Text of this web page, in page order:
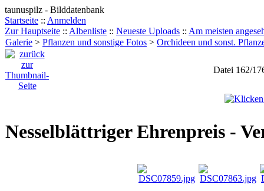
taunuspilz - Bilddatenbank
Startseite :: Anmelden
Zur Hauptseite :: Albenliste :: Neueste Uploads :: Am meisten
Galerie > Pflanzen und sonstige Fotos > Orchideen und sonst.
Datei 162/
Nesselblättriger Ehrenpreis -